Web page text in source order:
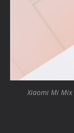
Xiaomi Mi Mix